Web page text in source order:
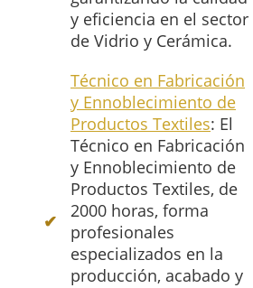
y eficiencia en el sector
de Vidrio y Cerámica.
Técnico en Fabricación
y Ennoblecimiento de
Productos Textiles: El
Técnico en Fabricación
y Ennoblecimiento de
Productos Textiles, de
2000 horas, forma
profesionales
especializados en la
producción, acabado y